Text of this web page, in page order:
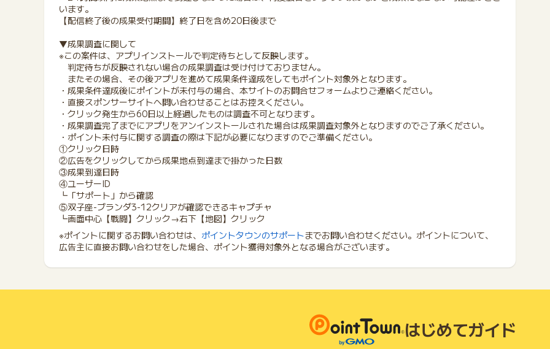
います。
【配信終了後の成果受付期間】終了日を含め20日後まで
▼成果調査に関して
※この案件は、アプリインストールで判定待ちとして反映します。
判定待ちが反映されない場合の成果調査は受け付けておりません。
またその場合、その後アプリを進めて成果条件達成をしてもポイント対象外となります。
・成果条件達成後にポイントが未付与の場合、本サイトのお問合せフォームよりご連絡ください。
・直接スポンサーサイトへ問い合わせることはお控えください。
・クリック発生から60日以上経過したものは調査不可となります。
・成果調査完了までにアプリをアンインストールされた場合は成果調査対象外となりますのでご了承ください。
・ポイント未付与に関する調査の際は下記が必要になりますのでご準備ください。
①クリック日時
②広告をクリックしてから成果地点到達まで掛かった日数
③成果到達日時
④ユーザーID
┗「サポート」から確認
⑤双子座-ブランダ3-12クリアが確認できるキャプチャ
┗画面中心【戦闘】クリック→右下【地図】クリック
※ポイントに関するお問い合わせは、 ポイントタウンのサポートまでお問い合わせください。ポイントについて、
広告主に直接お問い合わせをした場合、ポイント獲得対象外となる場合がございます。
はじめてガイド